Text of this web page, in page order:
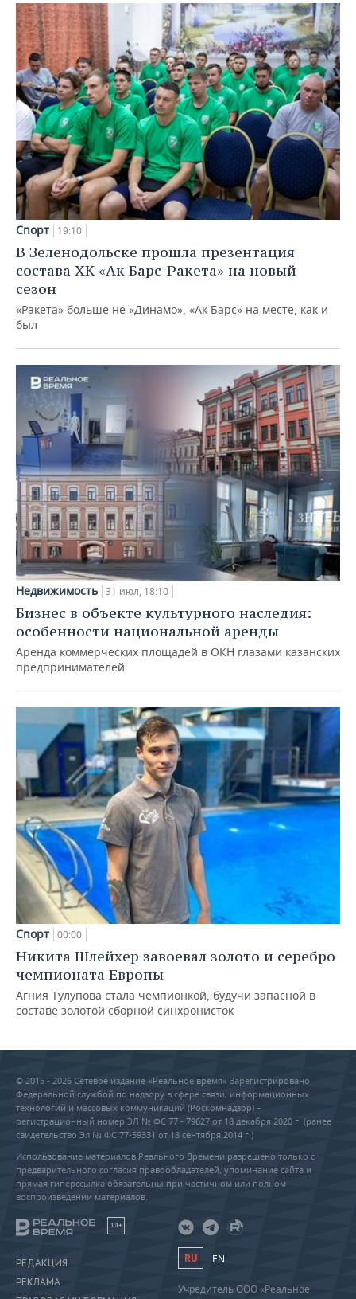
Спорт 19:10
В Зеленодольске прошла презентация
состава ХК «Ак Барс-Ракета» на новый
сезон
«Ракета» больше не «Динамо», «Ак Барс» на месте, как и
был
Недвижимость 31 июл, 18:10
Бизнес в объекте культурного наследия:
особенности национальной аренды
Аренда коммерческих площадей в ОКН глазами казанских
предпринимателей
Спорт 00:00
Никита Шлейхер завоевал золото и серебро
чемпионата Европы
Агния Тулупова стала чемпионкой, будучи запасной в
составе золотой сборной синхронисток
© 2015 - 2026 Сетевое издание «Реальное время» Зарегистрировано
Федеральной службой по надзору в сфере связи, информационных
технологий и массовых коммуникаций (Роскомнадзор) –
регистрационный номер ЭЛ № ФС 77 - 79627 от 18 декабря 2020 г. (ранее
свидетельство Эл № ФС 77-59331 от 18 сентября 2014 г.)
Использование материалов Реального Времени разрешено только с
предварительного согласия правообладателей, упоминание сайта и
прямая гиперссылка обязательны при частичном или полном
воспроизведении материалов.
18+
РЕДАКЦИЯ
РЕКЛАМА
RU EN
Учредитель ООО «Реальное